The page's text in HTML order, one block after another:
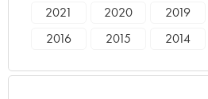
2021 2020 2019
2016
2015 2014